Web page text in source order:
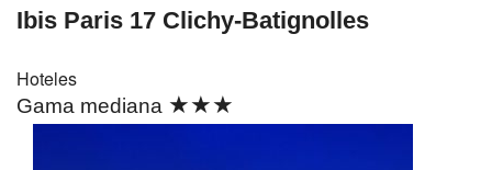
Ibis Paris 17 Clichy-Batignolles
Hoteles
Gama mediana ★★★